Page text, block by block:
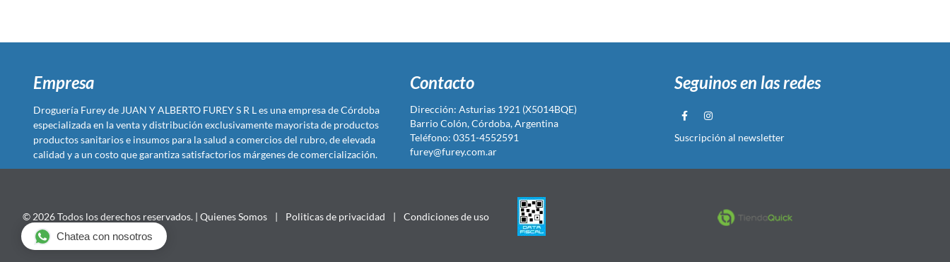
Empresa
Droguería Furey de JUAN Y ALBERTO FUREY S R L es una empresa de Córdoba
especializada en la venta y distribución exclusivamente mayorista de productos
productos sanitarios e insumos para la salud a comercios del rubro, de elevada
calidad y a un costo que garantiza satisfactorios márgenes de comercialización.
Contacto
Dirección: Asturias 1921 (X5014BQE)
Barrio Colón, Córdoba, Argentina
Teléfono: 0351-4552591
furey@furey.com.ar
Seguinos en las redes
Suscripción al newsletter
© 2026 Todos los derechos reservados. | Quienes Somos | Politicas de privacidad |
Condiciones de uso
Chatea con nosotros